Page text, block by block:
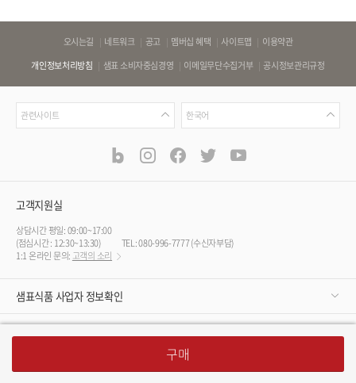
접
기
/
구매
오시는길 네트워크 공고 멤버십 혜택 사이트맵
이용약관
개인정보처리방침
샘표 소비자중심경영 이메일무단수집거부 공시정보관리규정
관
련
관련사이트
언
어
한국어
널
blog instagramfacebook
twitter
고객지원실
상담시간 평일: 09:00~17:00
(점심시간 : 12:30~13:30)
TEL: 080-996-7777 (수신자부담)
1:1 온라인 문의: 고객의 소리
샘표식품 사업자 정보확인